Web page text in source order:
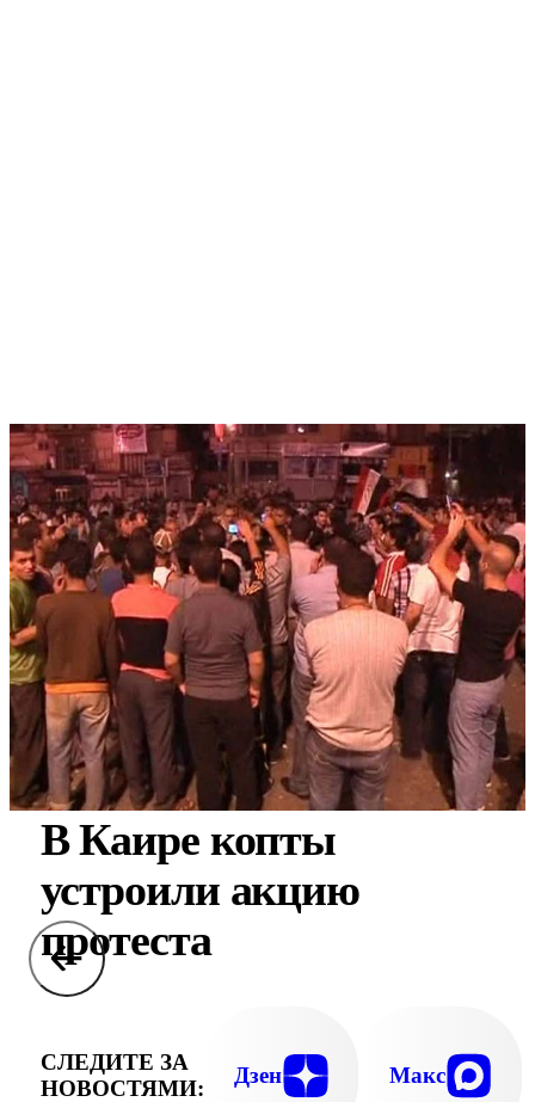
В Каире копты
устроили акцию
протеста
СЛЕДИТЕ ЗА
НОВОСТЯМИ:
Дзен Макс